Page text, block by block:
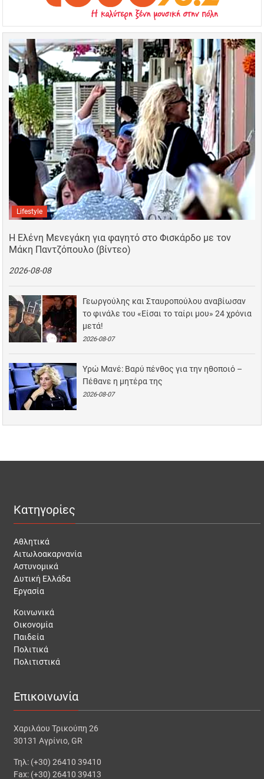
Lifestyle
Η Ελένη Μενεγάκη για φαγητό στο Φισκάρδο με τον
Μάκη Παντζόπουλο (βίντεο)
2026-08-08
Γεωργούλης και Σταυροπούλου αναβίωσαν
το φινάλε του «Είσαι το ταίρι μου» 24 χρόνια
μετά!
2026-08-07
Υρώ Μανέ: Βαρύ πένθος για την ηθοποιό –
Πέθανε η μητέρα της
2026-08-07
Κατηγορίες
Αθλητικά
Αιτωλοακαρνανία
Αστυνομικά
Δυτική Ελλάδα
Εργασία
Κοινωνικά
Οικονομία
Παιδεία
Πολιτικά
Πολιτιστικά
Επικοινωνία
Χαριλάου Τρικούπη 26
30131 Αγρίνιο, GR
Τηλ: (+30) 26410 39410
Fax: (+30) 26410 39413